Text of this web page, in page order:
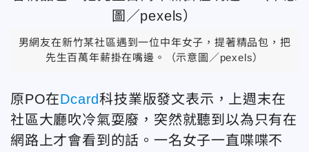
男網友在新竹某社區遇到一位中年女子，提著精品包，把
先生百萬年薪掛在嘴邊。（示意圖／pexels）
原PO在Dcard科技業版發文表示，上週末在
社區大廳吹冷氣耍廢，突然就聽到以為只有在
網路上才會看到的話。一名女子一直喋喋不